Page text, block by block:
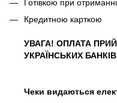
Готівкою при отриманні
Кредитною карткою
УВАГА! ОПЛАТА
УКРАЇНСЬКИХ БАНКІВ
Чеки видаються